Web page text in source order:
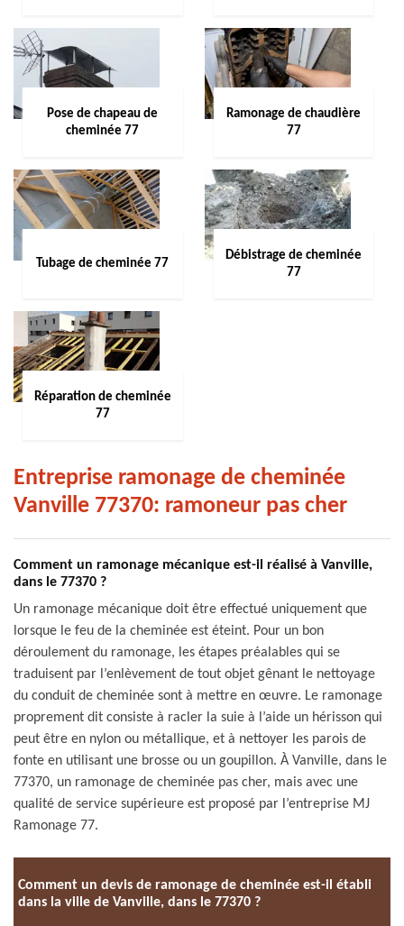
Pose de chapeau de
cheminée 77
Ramonage de chaudière
77
Tubage de cheminée 77
Débistrage de cheminée
77
Réparation de cheminée
77
Entreprise ramonage de cheminée
Vanville 77370: ramoneur pas cher
Comment un ramonage mécanique est-il réalisé à Vanville,
dans le 77370 ?
Un ramonage mécanique doit être effectué uniquement que
lorsque le feu de la cheminée est éteint. Pour un bon
déroulement du ramonage, les étapes préalables qui se
traduisent par l’enlèvement de tout objet gênant le nettoyage
du conduit de cheminée sont à mettre en œuvre. Le ramonage
proprement dit consiste à racler la suie à l’aide un hérisson qui
peut être en nylon ou métallique, et à nettoyer les parois de
fonte en utilisant une brosse ou un goupillon. À Vanville, dans le
77370, un ramonage de cheminée pas cher, mais avec une
qualité de service supérieure est proposé par l’entreprise MJ
Ramonage 77.
Comment un devis de ramonage de cheminée est-il établi
dans la ville de Vanville, dans le 77370 ?